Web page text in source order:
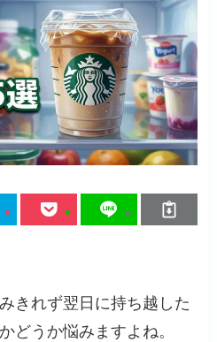
きれず翌日に持ち越した
どうか悩みますよね。